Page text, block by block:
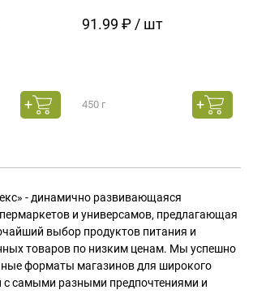
91.99 ₽ / шт
450 г
- динамично развивающаяся
и универсамов, предлагающая
выбор продуктов питания и
товаров по низким ценам. Мы успешно
форматы магазинов для широкого
с самыми разными предпочтениями и